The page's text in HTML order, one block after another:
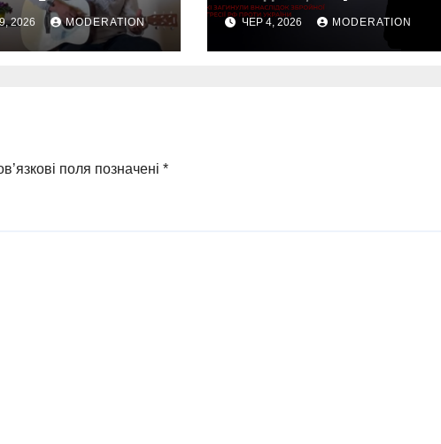
2026 MODERATION ЧЕР 4, 2026 MODERATION
поля позначені *